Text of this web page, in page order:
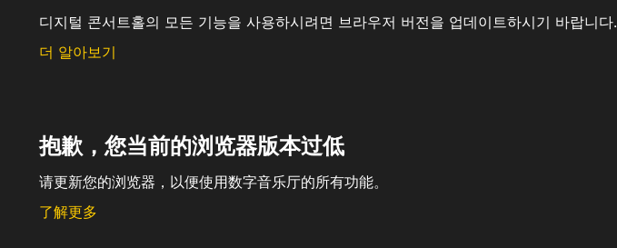
디지털 콘서트홀의 모든 기능을 사용하시려면 브라우저 버전을 업데이트하시기 바랍니다.
더 알아보기
抱歉，您当前的浏览器版本过低
请更新您的浏览器，以便使用数字音乐厅的所有功能。
了解更多